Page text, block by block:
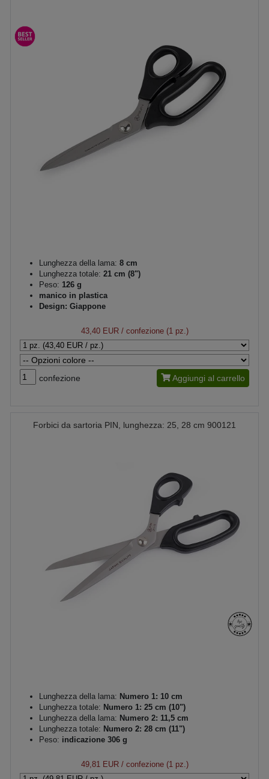
Lunghezza della lama: 8 cm
Lunghezza totale: 21 cm (8")
Peso: 126 g
manico in plastica
Design: Giappone
43,40 EUR/ confezione (1 pz.)
confezione Aggiungi al carrello
Forbici da sartoria PIN, lunghezza: 25, 28 cm 900121
Lunghezza della lama: Numero 1: 10 cm
Lunghezza totale: Numero 1: 25 cm (10")
Lunghezza della lama: Numero 2: 11,5 cm
Lunghezza totale: Numero 2: 28 cm (11")
Peso: indicazione 306 g
49,81 EUR/ confezione (1 pz.)